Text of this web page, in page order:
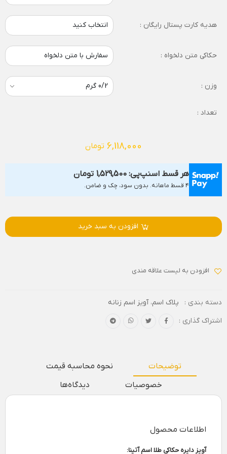
هدیه کارت پستال رایگان : انتخاب کنید
حکاکی متن دلخواه : سفارش با متن دلخواه
وزن :
تعداد :
6,118,000 تومان
هر قسط اسنپ‌پی: 1,529,500 تومان
۴ قسط ماهانه. بدون سود، چک و ضامن.
افزودن به سبد خرید
افزودن به لیست علاقه مندی
دسته بندی : پلاک اسم،آویز اسم زنانه
اشتراک گذاری :
توضیحات
نحوه محاسبه قیمت
خصوصیات
دیدگاه‌ها
اطلاعات محصول
آویز دایره حکاکی طلا اسم آتینا: